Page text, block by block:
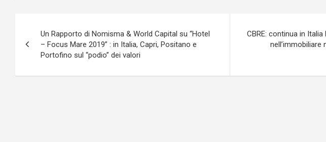
articoli
Un Rapporto di Nomisma & World Capital su “Hotel
– Focus Mare 2019” : in Italia, Capri, Positano e
Portofino sul “podio” dei valori
CBRE: continua in
nell’immobiliare